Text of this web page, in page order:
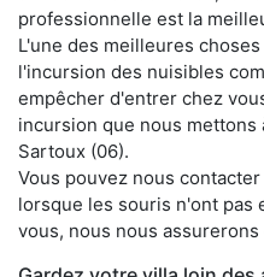
professionnelle est la
L'une des meilleures
l'incursion des nuisibles
empêcher d'entrer chez
incursion que nous mettons
Sartoux (06).
Vous pouvez nous
lorsque les souris n'ont pas
vous, nous nous